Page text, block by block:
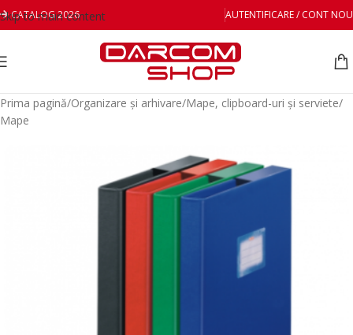
Skip to main content
CATALOG 2026 AUTENTIFICARE / CONT NOU
Prima pagină/Organizare și arhivare/Mape, clipboard-uri și serviete/
Mape